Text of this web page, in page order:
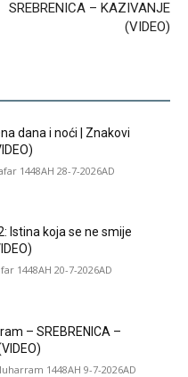
SREBRENICA – KAZIVANJE
(VIDEO)
dana i noći | Znakovi
1448AH 28-7-2026AD
Istina koja se ne smije
1448AH 20-7-2026AD
– SREBRENICA –
1448AH 9-7-2026AD